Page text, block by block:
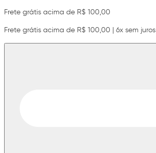
Frete grátis acima de R$ 100,00
Frete grátis acima de R$ 100,00 | 6x sem juros